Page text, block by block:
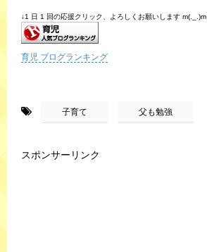
↓1 日 1 回の応援クリック、よろしくお願いします m(._.)m
育児 ブログランキング
子育て 父も勉強
スポンサーリンク